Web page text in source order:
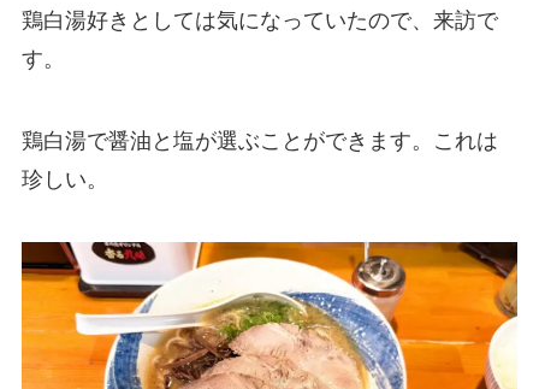
鶏白湯好きとしては気になっていたので、来訪で
す。
鶏白湯で醤油と塩が選ぶことができます。これは
珍しい。